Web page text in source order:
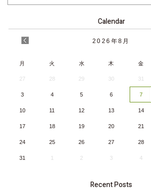
Calendar
2026 年8月
月 火 水 木 金
27 28 29 30 31
3 4 5 6 7
10 11 12 13 14
17 18 19 20 21
24 25 26 27 28
31 2 3 4
Recent Posts